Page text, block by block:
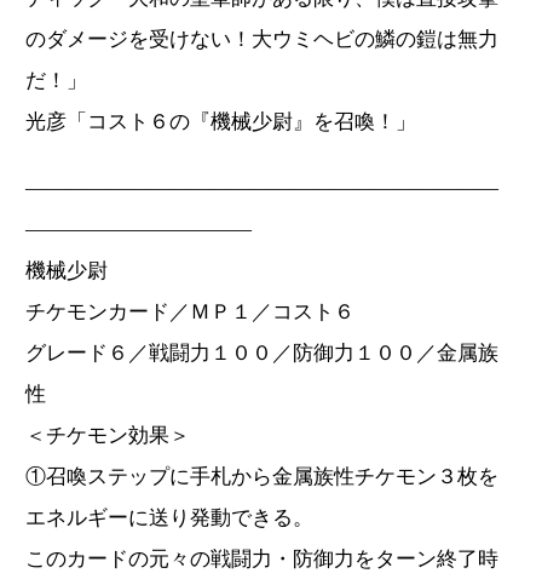
のダメージを受けない！大ウミヘビの鱗の鎧は無力
だ！」
光彦「コスト６の『機械少尉』を召喚！」
―――――――――――――――――――――――
―――――――――――
機械少尉
チケモンカード／ＭＰ１／コスト６
グレード６／戦闘力１００／防御力１００／金属族
性
＜チケモン効果＞
①召喚ステップに手札から金属族性チケモン３枚を
エネルギーに送り発動できる。
このカードの元々の戦闘力・防御力をターン終了時